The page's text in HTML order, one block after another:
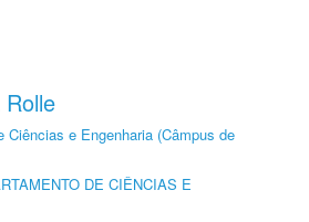
Ciências e Engenharia (Câmpus de
DE CIÊNCIAS E